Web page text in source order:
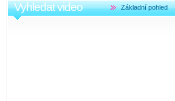
Vyhledat video Základní pohled